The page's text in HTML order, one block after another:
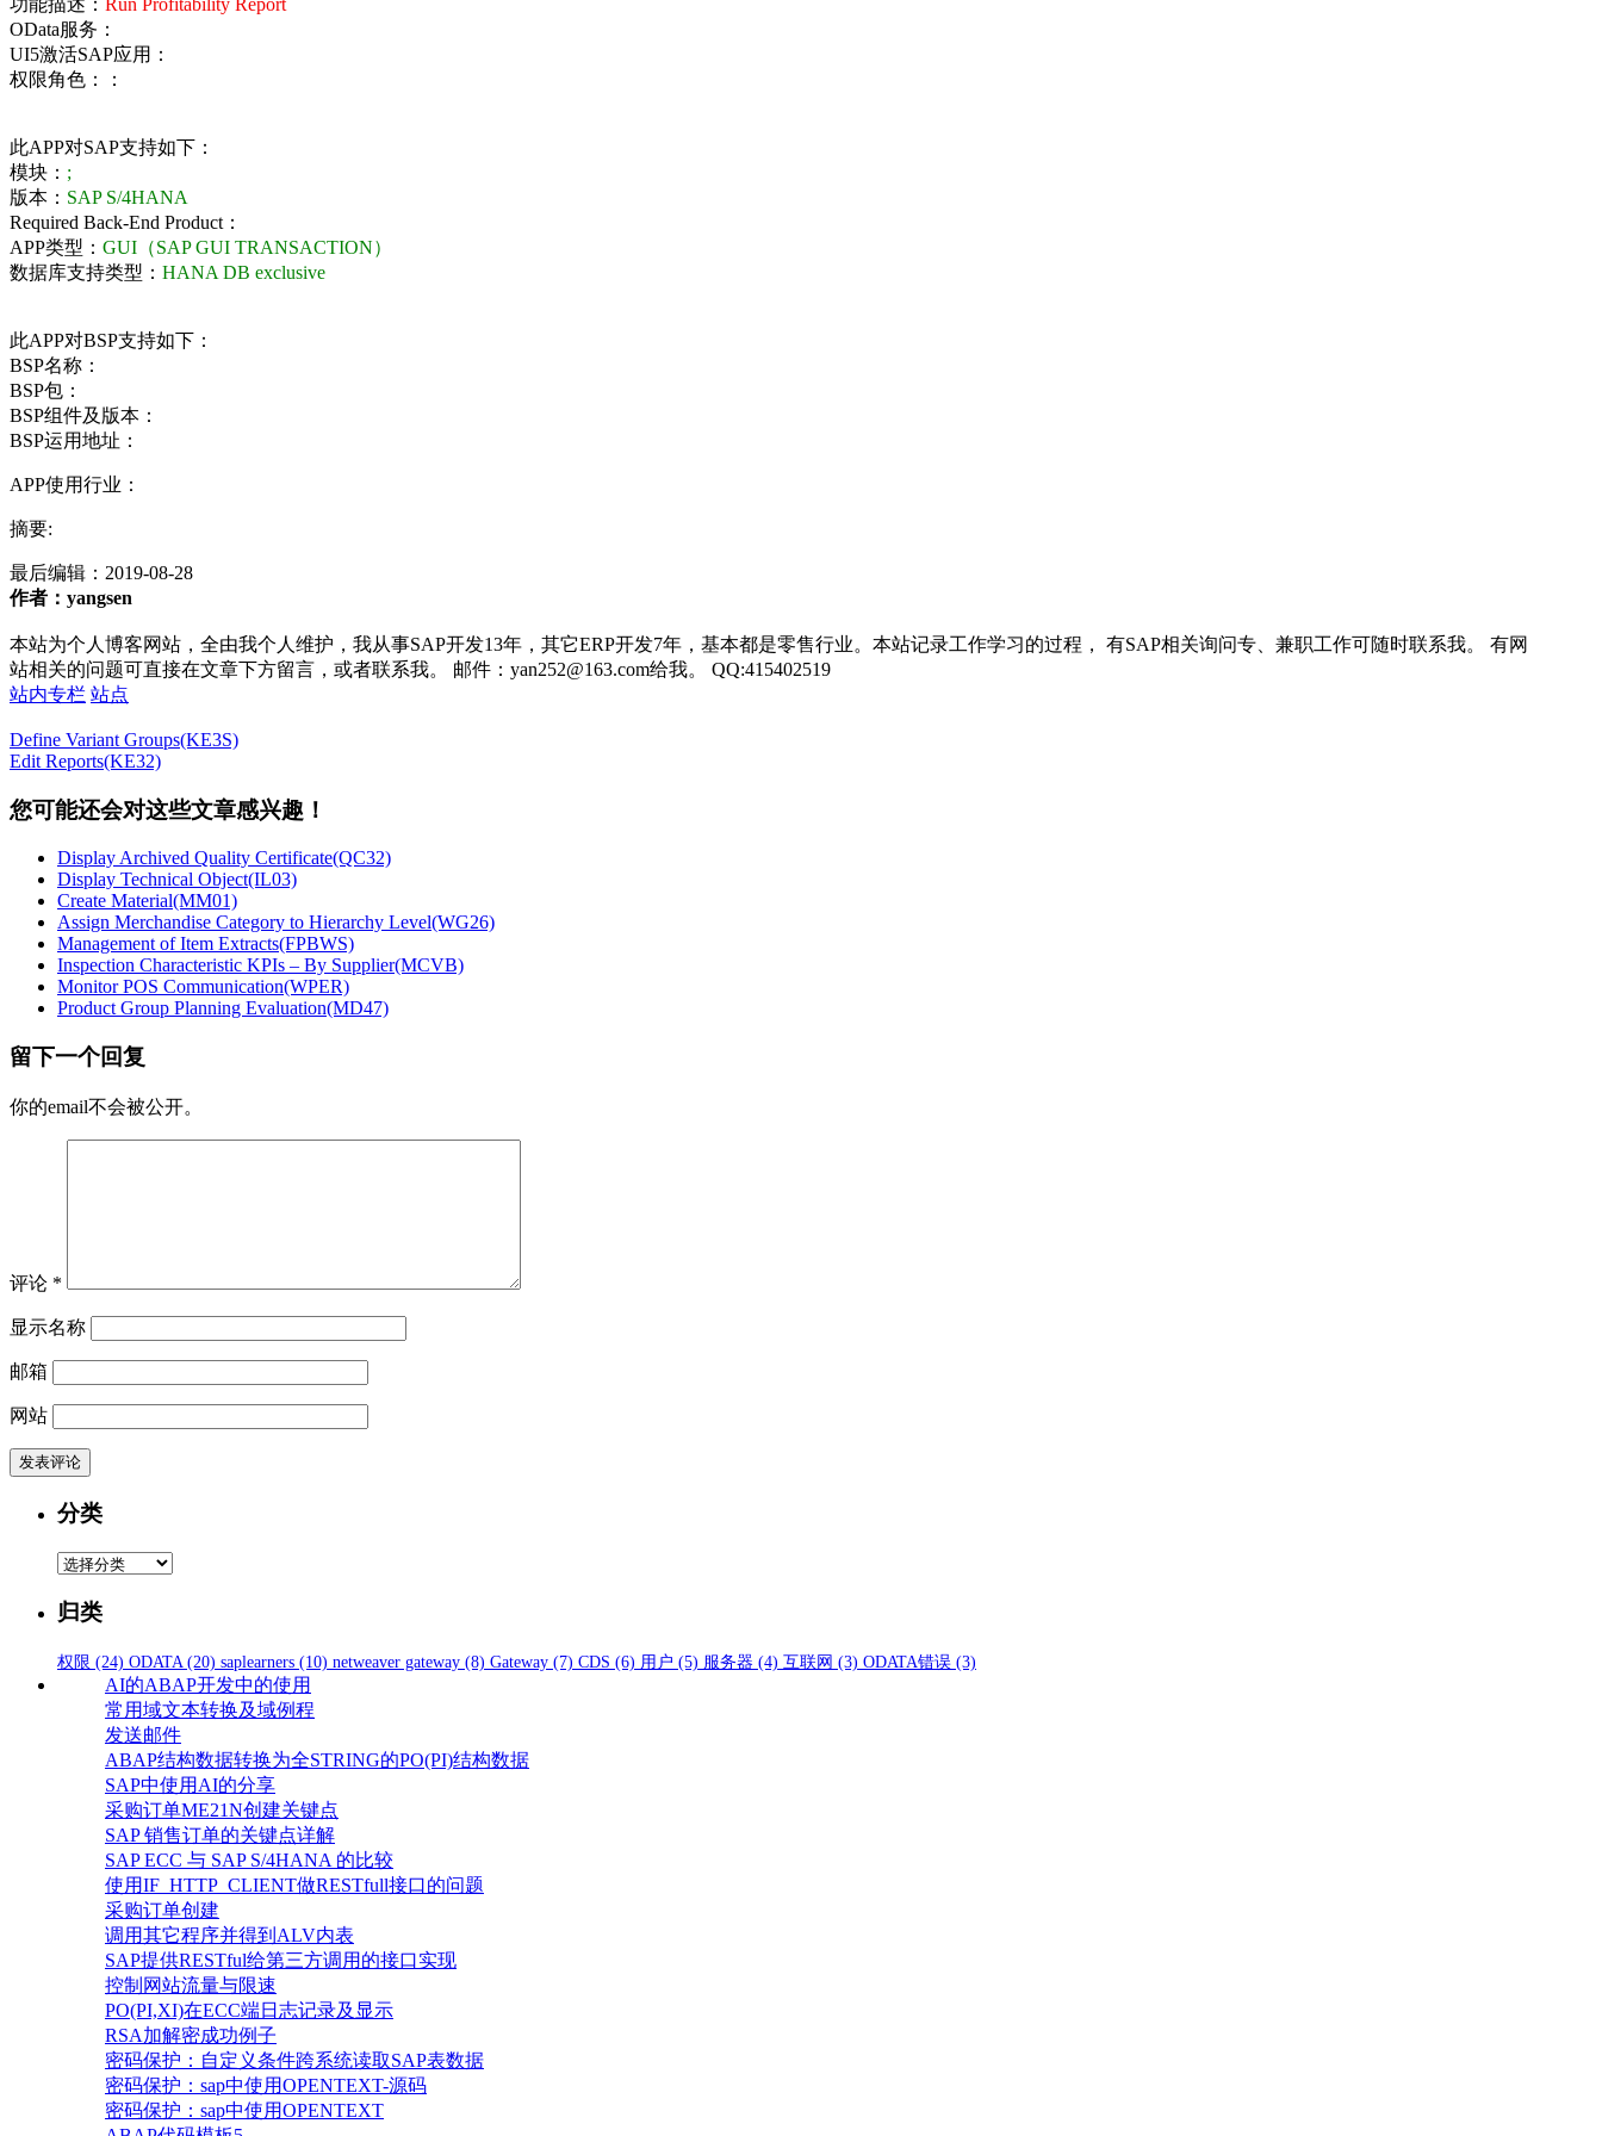
OData服务：
UI5激活SAP应用：
权限角色：：
此APP对SAP支持如下：
模块： ;
版本： SAP S/4HANA
Required Back-End Product：
APP类型： GUI（SAP GUI TRANSACTION）
数据库支持类型： HANA DB exclusive
此APP对BSP支持如下：
BSP名称：
BSP包：
BSP组件及版本：
BSP运用地址：
APP使用行业：
摘要:
最后编辑： 2019-08-28
作者：yangsen
本站为个人博客网站，全由我个人维护，我从事SAP开发13年，其它ERP开发7年，基本都是零售行业。本站记录工作学习的过程， 有SAP相关询问专、兼职工作可随时联系我。 有网
站相关的问题可直接在文章下方留言，或者联系我。 邮件：yan252@163.com给我。 QQ:415402519
站内专栏 站点
Define Variant Groups(KE3S)
Edit Reports(KE32)
您可能还会对这些文章感兴趣！
Display Archived Quality Certificate(QC32)
Display Technical Object(IL03)
Create Material(MM01)
Assign Merchandise Category to Hierarchy Level(WG26)
Management of Item Extracts(FPBWS)
Inspection Characteristic KPIs – By Supplier(MCVB)
Monitor POS Communication(WPER)
Product Group Planning Evaluation(MD47)
留下一个回复
你的email不会被公开。
评论 *
显示名称
邮箱
网站
分类
分
归类
权限 (24) ODATA (20) saplearners (10) netweaver gateway (8) Gateway (7) CDS (6) 用户 (5) 服务器 (4) 互联网 (3) ODATA错误 (3)
AI的ABAP开发中的使用
常用域文本转换及域例程
发送邮件
ABAP结构数据转换为全STRING的PO(PI)结构数据
SAP中使用AI的分享
采购订单ME21N创建关键点
SAP 销售订单的关键点详解
SAP ECC 与 SAP S/4HANA 的比较
使用IF_HTTP_CLIENT做RESTfull接口的问题
采购订单创建
调用其它程序并得到ALV内表
SAP提供RESTful给第三方调用的接口实现
控制网站流量与限速
PO(PI,XI)在ECC端日志记录及显示
RSA加解密成功例子
密码保护：自定义条件跨系统读取SAP表数据
密码保护：sap中使用OPENTEXT-源码
密码保护：sap中使用OPENTEXT